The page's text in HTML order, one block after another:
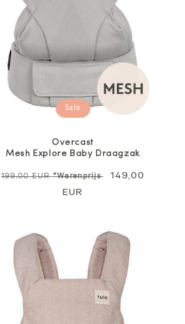
Sale
Overcast
Mesh Explore Baby Draagzak
Normale
199,00 EUR*Warenprijs Verkoopprijs
149,00
EUR